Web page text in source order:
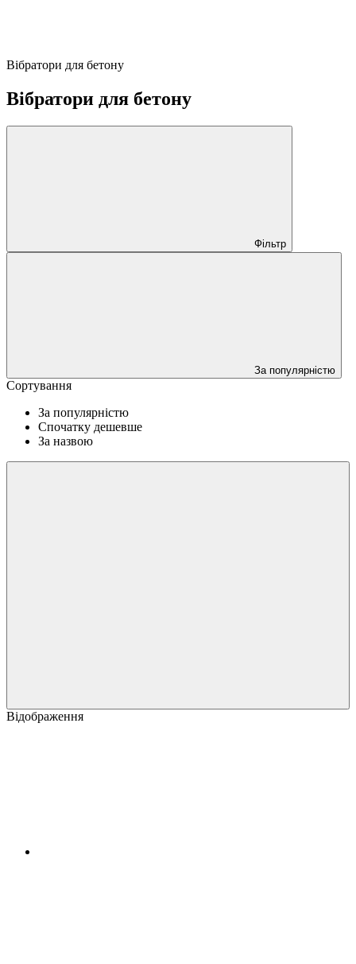
Вібратори для бетону
Вібратори для бетону
Фільтр
За популярністю
Сортування
За популярністю
Спочатку дешевше
За назвою
Відображення